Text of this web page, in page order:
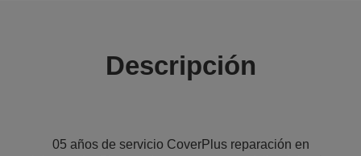
Descripción
05 años de servicio CoverPlus reparación en